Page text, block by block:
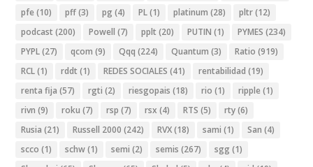
pfe (10) pff(3) pg (4) PL(1) platinum (28) pltr(12)
podcast (200) Powell (7) pplt (20) PUTIN (1) PYMES (234)
PYPL(27) qcom (9) Qqq (224) Quantum (3) Ratio (919)
RCL(1) rddt (1) REDES SOCIALES (41) rentabilidad (19)
renta fija (57) rgti (2) riesgopais (18) rio (1) ripple (1)
rivn (9) roku (7) rsp (7) rsx (4) RTS (5) rty(6)
Rusia (21) Russell 2000 (242) RVX(18) sami (1) San (4)
scco (1) schw(1) semi (2) semis (267) sgg (1)